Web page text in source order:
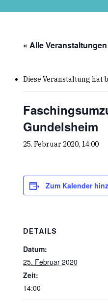
« Alle Veranstaltungen
Diese Veranstaltung hat
Gundelsheim
25. Februar 2020, 14:00
Zum Kalender
DETAILS
Datum:
25. Februar 2020
Zeit:
14:00